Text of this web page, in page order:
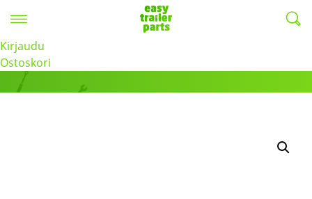
Kirjaudu
Ostoskori
Tuotteet